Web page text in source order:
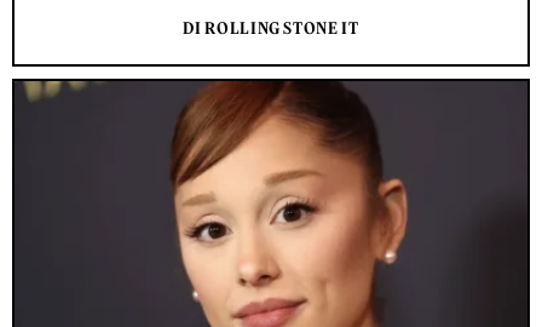
DI ROLLING STONE IT